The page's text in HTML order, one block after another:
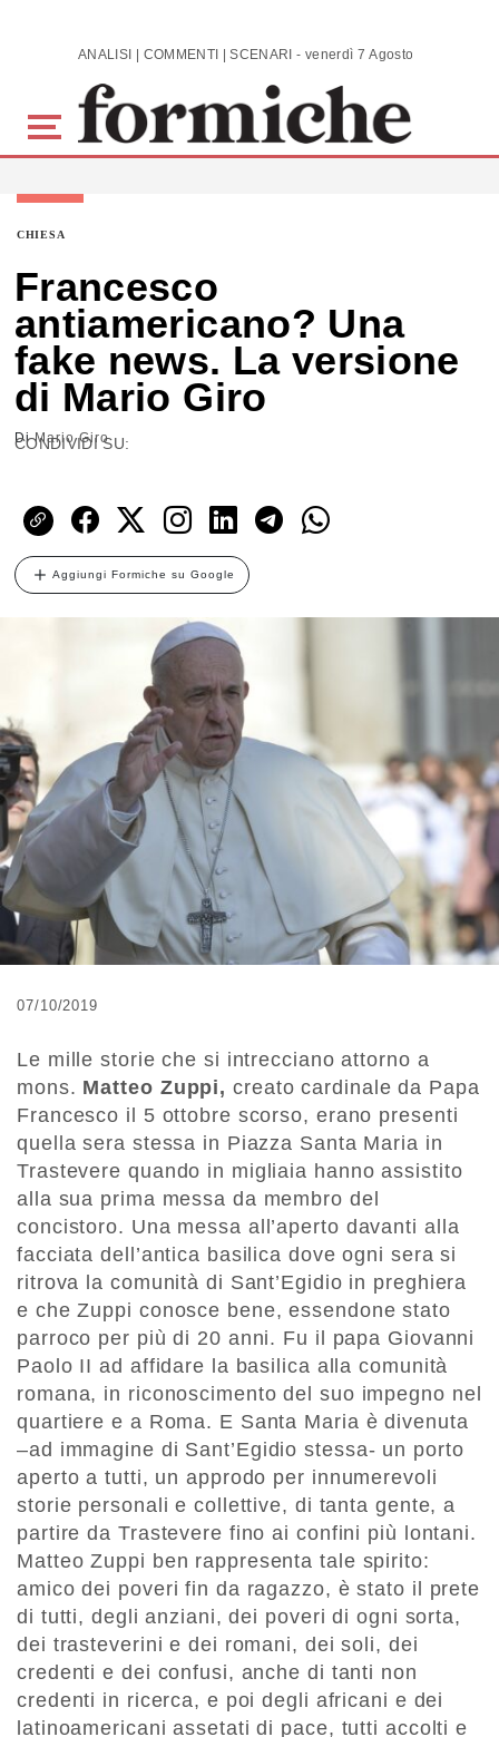
Skip to main content ANALISI | COMMENTI | SCENARI - venerdì 7 Agosto 2026
CHIESA
Francesco
antiamericano? Una
fake news. La versione
di Mario Giro
DiMario Giro
CONDIVIDI SU:
Aggiungi Formiche su Google
07/10/2019
Le mille storie che si intrecciano attorno a
mons. Matteo Zuppi, creato cardinale da Papa
Francesco il 5 ottobre scorso, erano presenti
quella sera stessa in Piazza Santa Maria in
Trastevere quando in migliaia hanno assistito
alla sua prima messa da membro del
concistoro. Una messa all’aperto davanti alla
facciata dell’antica basilica dove ogni sera si
ritrova la comunità di Sant’Egidio in preghiera
e che Zuppi conosce bene, essendone stato
parroco per più di 20 anni. Fu il papa Giovanni
Paolo II ad affidare la basilica alla comunità
romana, in riconoscimento del suo impegno nel
quartiere e a Roma. E Santa Maria è divenuta
–ad immagine di Sant’Egidio stessa- un porto
aperto a tutti, un approdo per innumerevoli
storie personali e collettive, di tanta gente, a
partire da Trastevere fino ai confini più lontani.
Matteo Zuppi ben rappresenta tale spirito:
amico dei poveri fin da ragazzo, è stato il prete
di tutti, degli anziani, dei poveri di ogni sorta,
dei trasteverini e dei romani, dei soli, dei
credenti e dei confusi, anche di tanti non
credenti in ricerca, e poi degli africani e dei
latinoamericani assetati di pace, tutti accolti e